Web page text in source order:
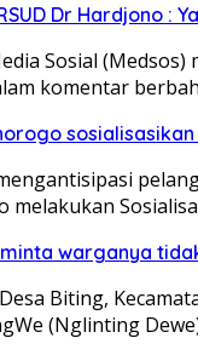
Dr Hardjono :
Sosial
komentar
melakukan
warganya
Biting,
(Nglinting